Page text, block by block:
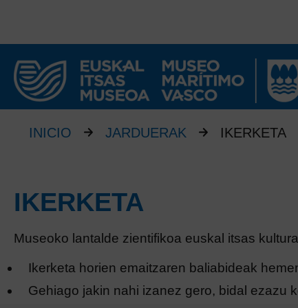
INICIO JARDUERAK IKERKETA
IKERKETA
Museoko lantalde zientifikoa euskal itsas
Ikerketa horien emaitzaren baliabideak
Gehiago jakin nahi izanez gero, bidal ezazu